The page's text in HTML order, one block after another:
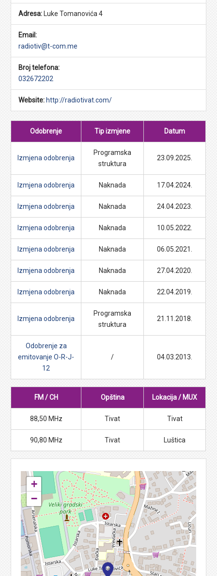
Adresa: Luke Tomanovića 4
Email:
radiotiv@t-com.me
Broj telefona:
032672202
Website: http://radiotivat.com/
Odobrenje Tip izmjene Datum
Izmjena odobrenja
Programska
struktura
23.09.2025.
Izmjena odobrenja Naknada 17.04.2024.
Izmjena odobrenja Naknada 24.04.2023.
Izmjena odobrenja Naknada 10.05.2022.
Izmjena odobrenja Naknada 06.05.2021.
Izmjena odobrenja Naknada 27.04.2020.
Izmjena odobrenja Naknada 22.04.2019.
Izmjena odobrenja
Programska
struktura
21.11.2018.
Odobrenje za
emitovanje O-R-J-
12
/ 04.03.2013.
FM / CH Opština Lokacija / MUX
88,50 MHz Tivat Tivat
90,80 MHz Tivat Luštica
+
−